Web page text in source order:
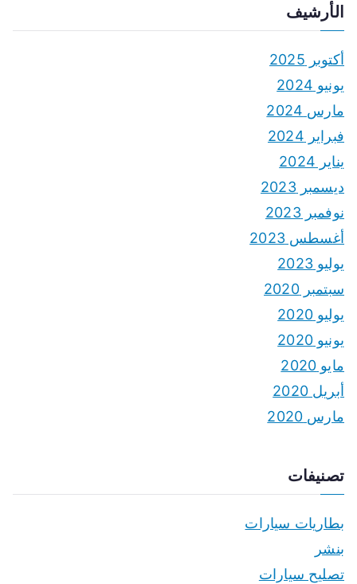
الأرشيف
أكتوبر 2025
يونيو 2024
مارس 2024
فبراير 2024
يناير 2024
ديسمبر 2023
نوفمبر 2023
أغسطس 2023
يوليو 2023
سبتمبر 2020
يوليو 2020
يونيو 2020
مايو 2020
أبريل 2020
مارس 2020
تصنيفات
بطاريات سيارات
بنشر
تصليح سيارات